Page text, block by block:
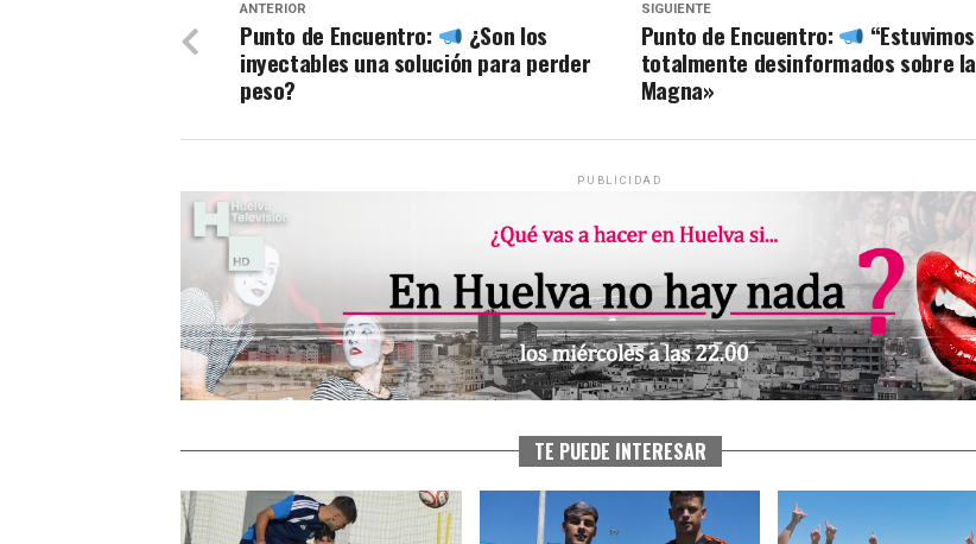
SIGUIENTE
Punto de Encuentro: “Estuvimos
totalmente desinformados sobre la
Magna»
ANTERIOR
Punto de Encuentro: ¿Son los
inyectables una solución para perder
peso?
PUBLICIDAD
TE PUEDE INTERESAR